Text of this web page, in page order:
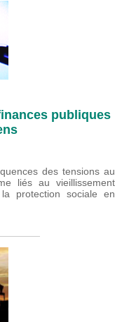
publiques
des tensions au
liés au vieillissement
protection sociale en